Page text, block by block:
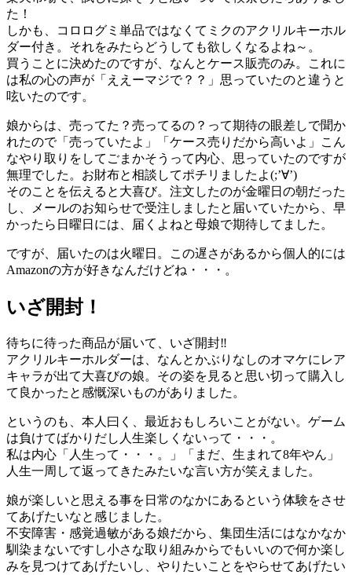
た！
しかも、コロログミ単品ではなくてミクのアクリルキーホル
ダー付き。それをみたらどうしても欲しくなるよね～。
買うことに決めたのですが、なんとケース販売のみ。これに
は私の心の声が「ええーマジで？？」思っていたのと違うと
呟いたのです。
娘からは、売ってた？売ってるの？って期待の眼差しで聞か
れたので「売っていたよ」「ケース売りだから高いよ」こん
なやり取りをしてごまかそうって内心、思っていたのですが
無理でした。お財布と相談してポチリましたよ(;’∀’)
そのことを伝えると大喜び。注文したのが金曜日の朝だった
し、メールのお知らせで受注しましたと届いていたから、早
かったら日曜日には、届くよねと母娘で期待してました。
ですが、届いたのは火曜日。この遅さがあるから個人的には
Amazonの方が好きなんだけどね・・・。
いざ開封！
待ちに待った商品が届いて、いざ開封‼
アクリルキーホルダーは、なんとかぶりなしのオマケにレア
キャラが出て大喜びの娘。その姿を見ると思い切って購入し
て良かったと感慨深いものがありました。
というのも、本人曰く、最近おもしろいことがない。ゲーム
は負けてばかりだし人生楽しくないって・・・。
私は内心「人生って・・・。」「まだ、生まれて8年やん」
人生一周して返ってきたみたいな言い方が笑えました。
娘が楽しいと思える事を日常のなかにあるという体験をさせ
てあげたいなと感じました。
不安障害・感覚過敏がある娘だから、集団生活にはなかなか
馴染まないですし小さな取り組みからでもいいので何か楽し
みを見つけてあげたいし、やりたいことをやらせてあげたい